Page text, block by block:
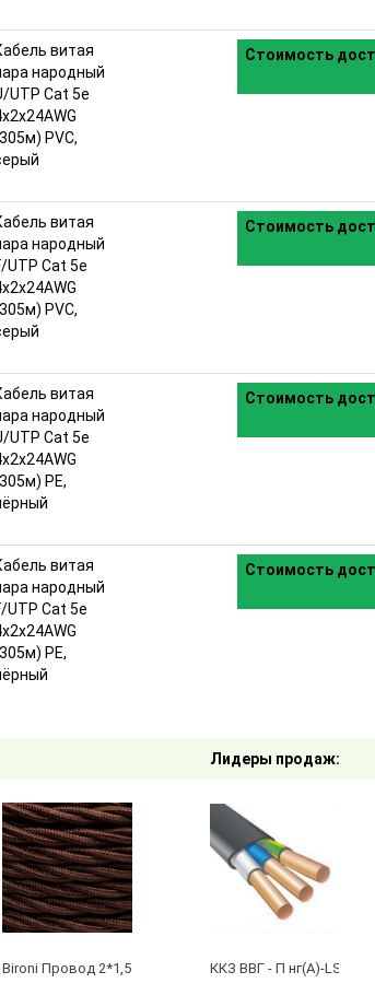
витая
народный
UTP Cat 5e
PVC,
Стоимость
витая
народный
UTP Cat 5e
PVC,
Стоимость
витая
народный
UTP Cat 5e
PE,
Стоимость
витая
народный
UTP Cat 5e
PE,
Стоимость
Лидеры продаж:
Bironi Провод 2*1,5 Коричневый (глянец) (цена за бухту
ККЗ ВВГ - П нг(А)-LS 3 х